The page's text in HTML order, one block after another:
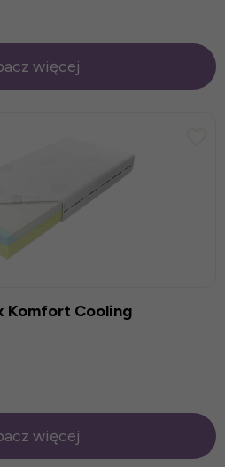
więcej
Komfort Cooling
więcej